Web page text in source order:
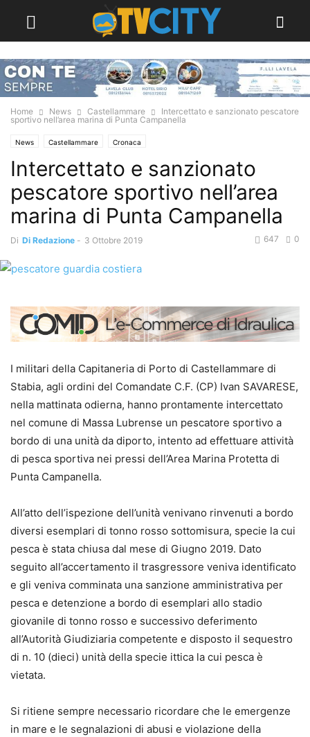
Home News Castellammare
Intercettato e sanzionato pescatore
sportivo nell’area marina di Punta Campanella
News Castellammare Cronaca
Intercettato e sanzionato
pescatore sportivo nell’area
marina di Punta Campanella
Di Di Redazione - 3 Ottobre 2019 0
647
I militari della Capitaneria di Porto di Castellammare di
Stabia, agli ordini del Comandate C.F. (CP) Ivan SAVARESE,
nella mattinata odierna, hanno prontamente intercettato
nel comune di Massa Lubrense un pescatore sportivo a
bordo di una unità da diporto, intento ad effettuare attività
di pesca sportiva nei pressi dell’Area Marina Protetta di
Punta Campanella.
All’atto dell’ispezione dell’unità venivano rinvenuti a bordo
diversi esemplari di tonno rosso sottomisura, specie la cui
pesca è stata chiusa dal mese di Giugno 2019. Dato
seguito all’accertamento il trasgressore veniva identificato
e gli veniva comminata una sanzione amministrativa per
pesca e detenzione a bordo di esemplari allo stadio
giovanile di tonno rosso e successivo deferimento
all’Autorità Giudiziaria competente e disposto il sequestro
di n. 10 (dieci) unità della specie ittica la cui pesca è
vietata.
Si ritiene sempre necessario ricordare che le emergenze
in mare e le segnalazioni di abusi e violazione della